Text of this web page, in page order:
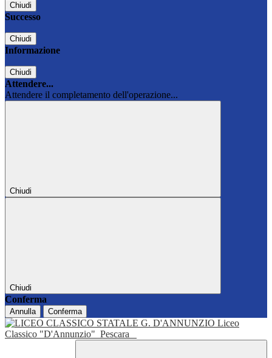
Chiudi
Successo
Chiudi
Informazione
Chiudi
Attendere...
Attendere il completamento dell'operazione...
Chiudi
Chiudi
Conferma
Annulla Conferma
Liceo
Classico "D'Annunzio" Pescara